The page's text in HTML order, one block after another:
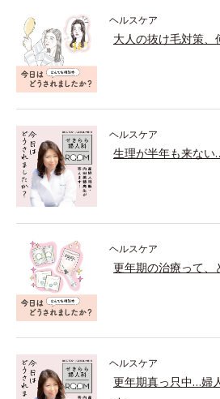
ヘルスケア
大人の抜け毛対策、
ヘルスケア
生理が半年も来ない
ヘルスケア
更年期の治療って、
ヘルスケア
更年期真っ只中…婦